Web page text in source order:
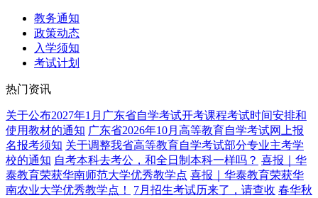
教务通知
政策动态
入学须知
考试计划
热门资讯
关于公布2027年1月广东省自学考试开考课程考试时间安排和
使用教材的通知 广东省2026年10月高等教育自学考试网上报
名报考须知 关于调整我省高等教育自学考试部分专业主考学
校的通知 自考本科去考公，和全日制本科一样吗？ 喜报｜华
泰教育荣获华南师范大学优秀教学点 喜报｜华泰教育荣获华
南农业大学优秀教学点！
7月招生考试历来了，请查收 春华秋